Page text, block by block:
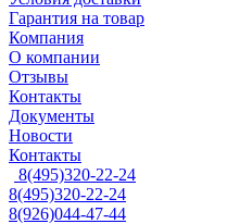
Гарантия на товар
Компания
О компании
Отзывы
Контакты
Документы
Новости
Контакты
8(495)320-22-24
8(495)320-22-24
8(926)044-47-44